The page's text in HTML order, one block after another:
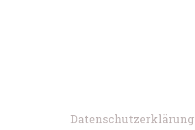
Datenschutzerklärung